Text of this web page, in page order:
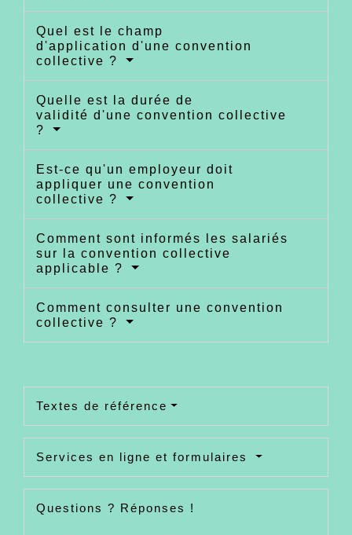
Quel est le champ
d'application d'une convention
collective ?
Quelle est la durée de
validité d'une convention collective
?
Est-ce qu'un employeur doit
appliquer une convention
collective ?
Comment sont informés les salariés
sur la convention collective
applicable ?
Comment consulter une convention
collective ?
Textes de référence
Services en ligne et formulaires
Questions ? Réponses !